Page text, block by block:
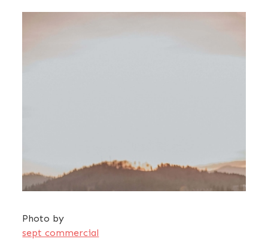
Photo by
sept commercial